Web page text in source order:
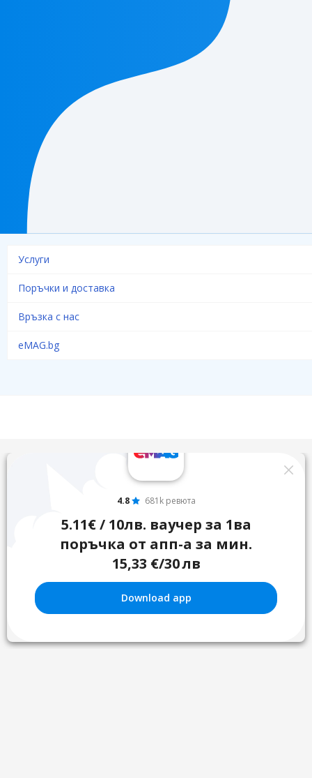
Услуги
Поръчки и доставка
Връзка с нас
eMAG.bg
4.8 681k ревюта
5.11€ / 10лв. ваучер за 1ва
поръчка от апп-а за мин.
15,33 €/30 лв
Download app